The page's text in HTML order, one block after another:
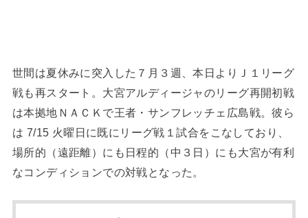
世間は夏休みに突入した７月３週、本日よりＪ１リーグ
戦も再スタート。大宮アルディージャのリーグ再開初戦
は本拠地ＮＡＣＫで王者・サンフレッチェ広島戦。彼ら
は 7/15 火曜日に既にリーグ戦１試合をこなしており、
場所的（遠距離）にも日程的（中３日）にも大宮が有利
なコンディションでの対戦となった。